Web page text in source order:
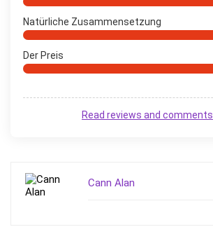
Natürliche Zusammensetzung
Der Preis
Read reviews and comments
Cann Alan